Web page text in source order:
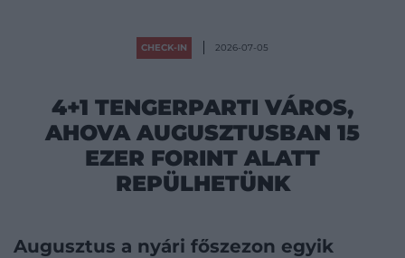
CHECK-IN 2026-07-05
4+1 TENGERPARTI VÁROS,
AHOVA AUGUSZTUSBAN 15
EZER FORINT ALATT
REPÜLHETÜNK
Augusztus a nyári főszezon egyik